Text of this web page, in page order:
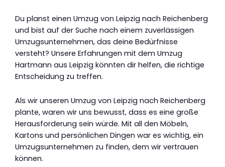
Du planst einen Umzug von Leipzig nach Reichenberg
und bist auf der Suche nach einem zuverlässigen
Umzugsunternehmen, das deine Bedürfnisse
versteht? Unsere Erfahrungen mit dem Umzug
Hartmann aus Leipzig könnten dir helfen, die richtige
Entscheidung zu treffen.
Als wir unseren Umzug von Leipzig nach Reichenberg
plante, waren wir uns bewusst, dass es eine große
Herausforderung sein würde. Mit all den Möbeln,
Kartons und persönlichen Dingen war es wichtig, ein
Umzugsunternehmen zu finden, dem wir vertrauen
können.